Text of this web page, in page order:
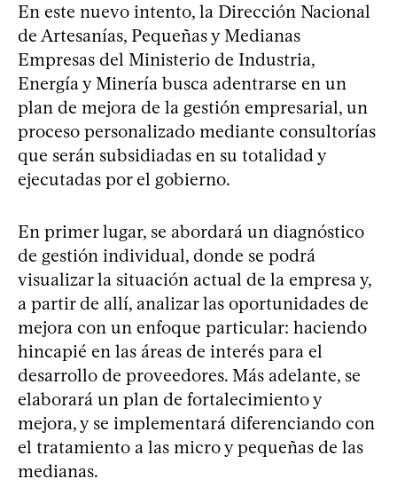
En este nuevo intento, la Dirección Nacional
de Artesanías, Pequeñas y Medianas
Empresas del Ministerio de Industria,
Energía y Minería busca adentrarse en un
plan de mejora de la gestión empresarial, un
proceso personalizado mediante consultorías
que serán subsidiadas en su totalidad y
ejecutadas por el gobierno.
En primer lugar, se abordará un diagnóstico
de gestión individual, donde se podrá
visualizar la situación actual de la empresa y,
a partir de allí, analizar las oportunidades de
mejora con un enfoque particular: haciendo
hincapié en las áreas de interés para el
desarrollo de proveedores. Más adelante, se
elaborará un plan de fortalecimiento y
mejora, y se implementará diferenciando con
el tratamiento a las micro y pequeñas de las
medianas.